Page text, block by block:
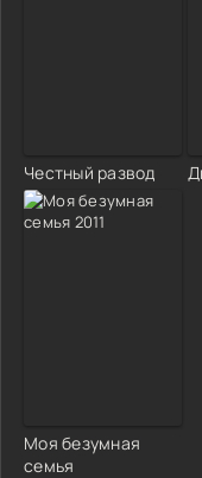
Честный развод
Моя безумная
семья